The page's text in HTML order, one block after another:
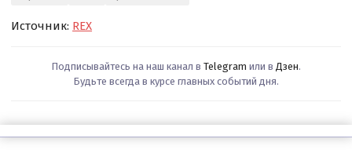
Источник: REX
Подписывайтесь на наш канал в Telegram или в Дзен.
Будьте всегда в курсе главных событий дня.